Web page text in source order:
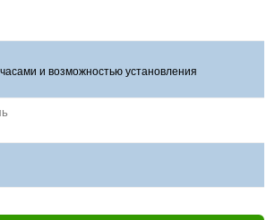
и возможностью установления